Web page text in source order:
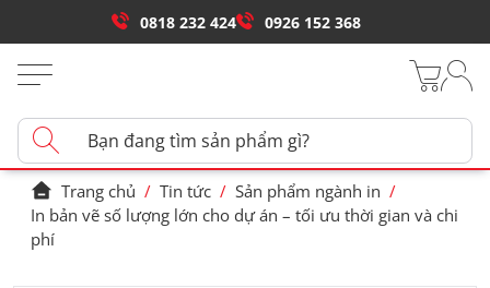
0818 232 424 0926 152 368
Trang chủ / Tin tức / Sản phẩm ngành in /
In bản vẽ số lượng lớn cho dự án – tối ưu thời gian và chi
phí